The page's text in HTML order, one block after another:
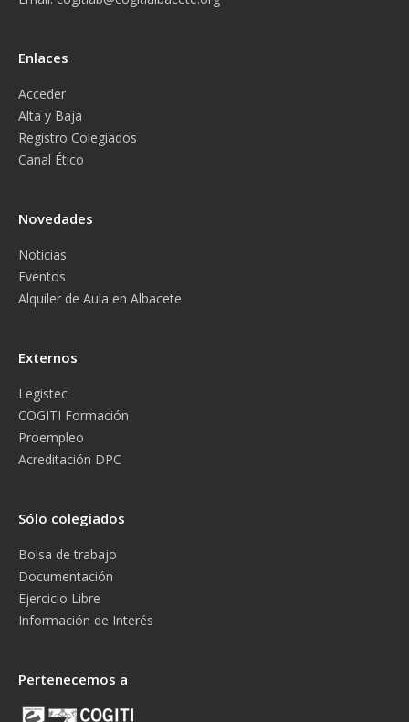
Enlaces
Acceder
Alta y Baja
Registro Colegiados
Canal Ético
Novedades
Noticias
Eventos
Alquiler de Aula en Albacete
Externos
Legistec
COGITI Formación
Proempleo
Acreditación DPC
Sólo colegiados
Bolsa de trabajo
Documentación
Ejercicio Libre
Información de Interés
Pertenecemos a